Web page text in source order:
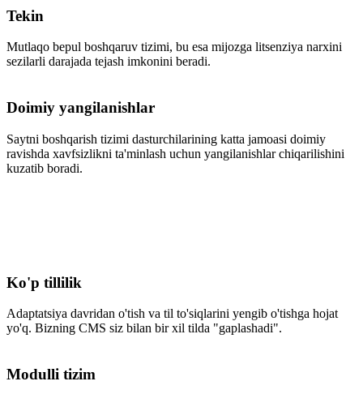
Tekin
Mutlaqo bepul boshqaruv tizimi, bu esa mijozga litsenziya narxini
sezilarli darajada tejash imkonini beradi.
Doimiy yangilanishlar
Saytni boshqarish tizimi dasturchilarining katta jamoasi doimiy
ravishda xavfsizlikni ta'minlash uchun yangilanishlar chiqarilishini
kuzatib boradi.
Ko'p tillilik
Adaptatsiya davridan o'tish va til to'siqlarini yengib o'tishga hojat
yo'q. Bizning CMS siz bilan bir xil tilda "gaplashadi".
Modulli tizim